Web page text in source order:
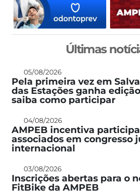
Últimas
05/08/2026
Pela primeira vez em
das Estações ganha
saiba como participar
04/08/2026
AMPEB incentiva
associados em congresso
internacional
03/08/2026
Inscrições abertas para o
FitBike da AMPEB